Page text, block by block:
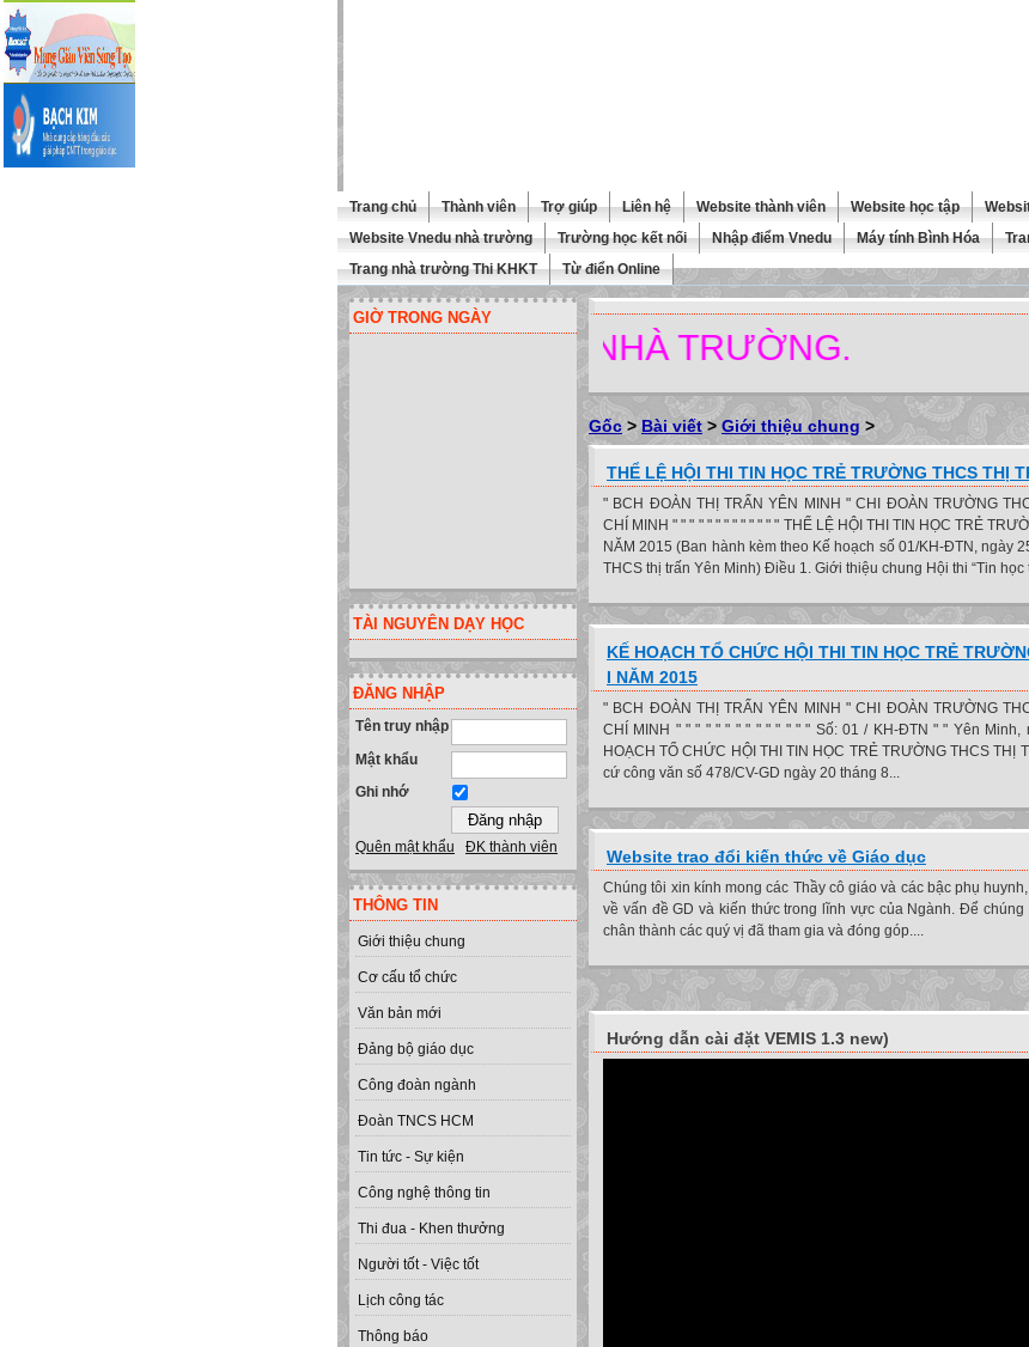
Trang chủ Thành viên Trợ giúp Liên hệ Website thành viên Website học tập
Website Vnedu nhà trường
Trường học kết nối Nhập điểm Vnedu Máy tính Bình Hóa
Trang nhà trường Thi KHKT
Từ điển Online
GIỜ TRONG NGÀY
TÀI NGUYÊN DẠY HỌC
ĐĂNG NHẬP
Tên truy nhập
Mật khẩu
Ghi nhớ
Quên mật khẩu ĐK thành viên
THÔNG TIN
Giới thiệu chung
Cơ cấu tổ chức
Văn bản mới
Đảng bộ giáo dục
Công đoàn ngành
Đoàn TNCS HCM
Tin tức - Sự kiện
Công nghệ thông tin
Thi đua - Khen thưởng
Người tốt - Việc tốt
Lịch công tác
Thông báo
TRANG WEBSITE CỦA NHÀ TRƯỜNG.
Gốc > Bài viết > Giới thiệu chung >
THỂ LỆ HỘI THI TIN HỌC TRẺ TRƯỜNG THCS THỊ
" BCH ĐOÀN THỊ TRẤN YÊN MINH " CHI ĐOÀN TRƯỜNG
CHÍ MINH " " " " " " " " " " " " " THỂ LỆ HỘI THI TIN HỌC TRẺ
NĂM 2015 (Ban hành kèm theo Kế hoạch số 01/KH-ĐTN, ngày
THCS thị trấn Yên Minh) Điều 1. Giới thiệu chung Hội thi “Tin
KẾ HOẠCH TỔ CHỨC HỘI THI TIN HỌC TRẺ
I NĂM 2015
" BCH ĐOÀN THỊ TRẤN YÊN MINH " CHI ĐOÀN TRƯỜNG
CHÍ MINH " " " " " " " " " " " " " " Số: 01 / KH-ĐTN " " Yên Minh,
HOẠCH TỔ CHỨC HỘI THI TIN HỌC TRẺ TRƯỜNG THCS THỊ
cứ công văn số 478/CV-GD ngày 20 tháng 8...
Website trao đổi kiến thức về Giáo dục
Chúng tôi xin kính mong các Thầy cô giáo và các bậc phụ
về vấn đề GD và kiến thức trong lĩnh vực của Ngành. Để
chân thành các quý vị đã tham gia và đóng góp....
Hướng dẫn cài đặt VEMIS 1.3 new)